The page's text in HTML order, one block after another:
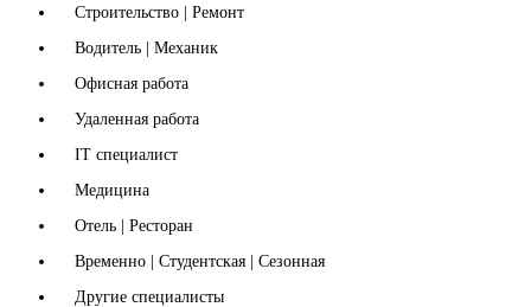
Строительство | Ремонт
Водитель | Механик
Офисная работа
Удаленная работа
IT специалист
Медицина
Отель | Ресторан
Временно | Студентская | Сезонная
Другие специалисты